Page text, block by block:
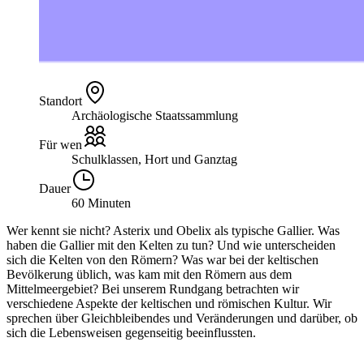
Standort
Archäologische Staatssammlung
Für wen
Schulklassen, Hort und Ganztag
Dauer
60 Minuten
Wer kennt sie nicht? Asterix und Obelix als typische Gallier. Was
haben die Gallier mit den Kelten zu tun? Und wie unterscheiden
sich die Kelten von den Römern? Was war bei der keltischen
Bevölkerung üblich, was kam mit den Römern aus dem
Mittelmeergebiet? Bei unserem Rundgang betrachten wir
verschiedene Aspekte der keltischen und römischen Kultur. Wir
sprechen über Gleichbleibendes und Veränderungen und darüber, ob
sich die Lebensweisen gegenseitig beeinflussten.